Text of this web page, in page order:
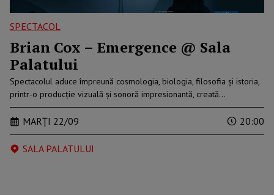
SPECTACOL
Brian Cox – Emergence @ Sala
Palatului
Spectacolul aduce împreună cosmologia, biologia, filosofia și istoria,
printr-o producție vizuală și sonoră impresionantă, creată…
MARȚI 22/09 20:00
SALA PALATULUI